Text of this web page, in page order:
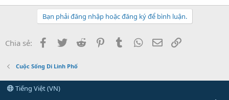
Bạn phải đăng nhập hoặc đăng ký để bình luận.
Chia sẻ: Facebook
Twitter Reddit PinterestTumblr WhatsApp
Email
Cuộc Sống Di Linh Phố
Tiếng Việt (VN)